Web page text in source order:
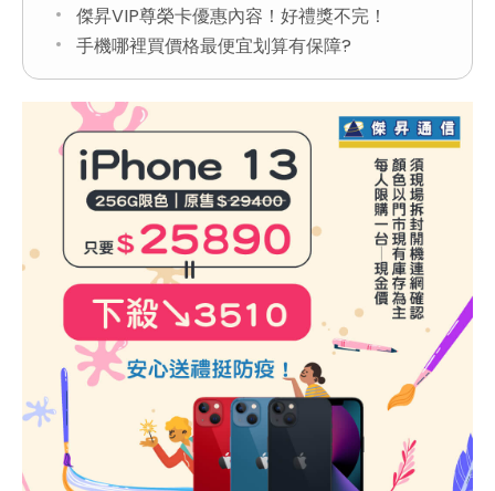
傑昇VIP尊榮卡優惠內容！好禮獎不完！
手機哪裡買價格最便宜划算有保障?